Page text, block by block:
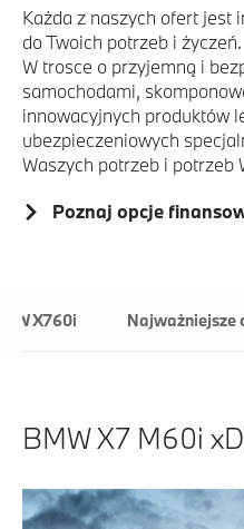
Każda z naszych ofert jest
do Twoich potrzeb i życzeń.
W trosce o przyjemną i
samochodami,
innowacyjnych produktów
ubezpieczeniowych
Waszych potrzeb i potrzeb
Poznaj opcje
X760i Najważniejsze
BMW X7 M60i